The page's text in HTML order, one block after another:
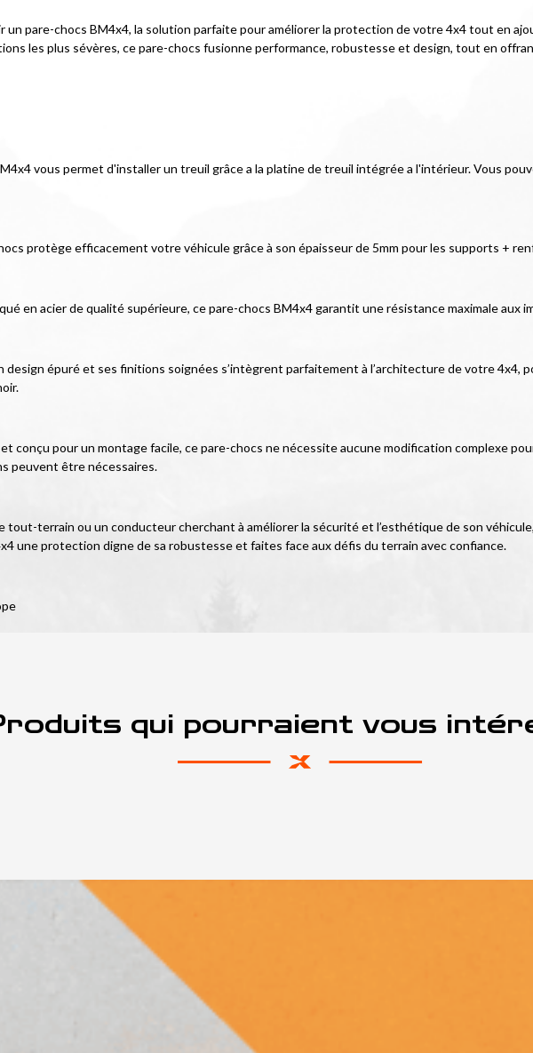
un pare-chocs BM4x4, la solution parfaite pour améliorer la protection de votre 4x4 tout en
les plus sévères, ce pare-chocs fusionne performance, robustesse et design, tout en
vous permet d'installer un treuil grâce a la platine de treuil intégrée a l'intérieur. Vous
protège efficacement votre véhicule grâce à son épaisseur de 5mm pour les supports +
en acier de qualité supérieure, ce pare-chocs BM4x4 garantit une résistance maximale aux
épuré et ses finitions soignées s’intègrent parfaitement à l’architecture de votre 4x4,
conçu pour un montage facile, ce pare-chocs ne nécessite aucune modification complexe
peuvent être nécessaires.
tout-terrain ou un conducteur cherchant à améliorer la sécurité et l’esthétique de son
une protection digne de sa robustesse et faites face aux défis du terrain avec confiance.
qui pourraient vous